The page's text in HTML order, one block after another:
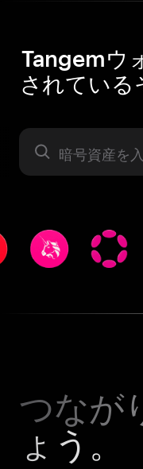
Tangemウ
されている
暗号資産
つなが
ょう。